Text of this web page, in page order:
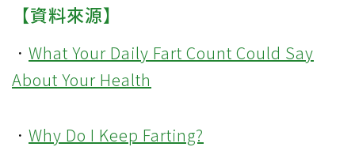
【資料來源】
． What Your Daily Fart Count Could Say
About Your Health
． Why Do I Keep Farting?